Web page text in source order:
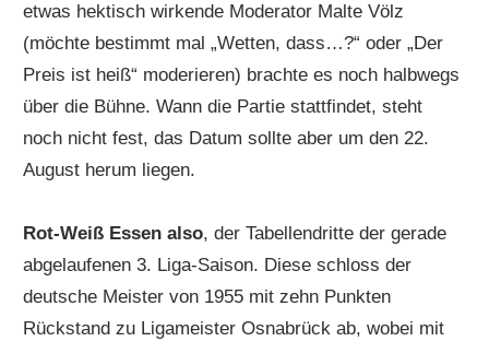
etwas hektisch wirkende Moderator Malte Völz
(möchte bestimmt mal „Wetten, dass…?“ oder „Der
Preis ist heiß“ moderieren) brachte es noch halbwegs
über die Bühne. Wann die Partie stattfindet, steht
noch nicht fest, das Datum sollte aber um den 22.
August herum liegen.
Rot-Weiß Essen also, der Tabellendritte der gerade
abgelaufenen 3. Liga-Saison. Diese schloss der
deutsche Meister von 1955 mit zehn Punkten
Rückstand zu Ligameister Osnabrück ab, wobei mit